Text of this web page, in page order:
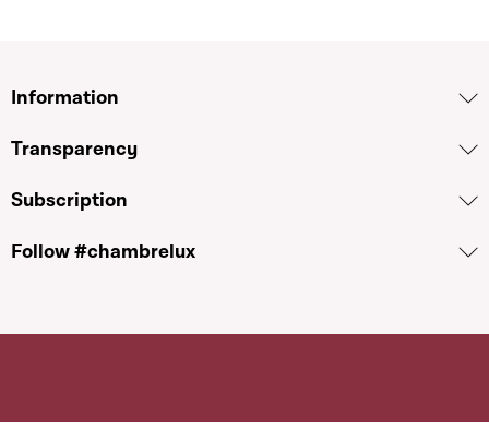
Information
Transparency
Subscription
Follow #chambrelux